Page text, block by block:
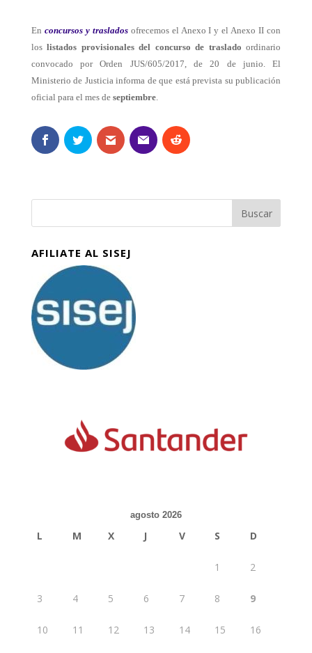
En concursos y trasladosofrecemos el Anexo I y el Anexo II con
loslistados provisionales del concurso de traslado ordinario
convocado por Orden JUS/605/2017, de 20 de junio. El
Ministerio de Justicia informa de que está prevista su publicación
oficial para el mes deseptiembre.
AFILIATE AL SISEJ
agosto 2026
L M X J V S D
1 2
3 4 5 6 7 8 9
10 11 12 13 14 15 16